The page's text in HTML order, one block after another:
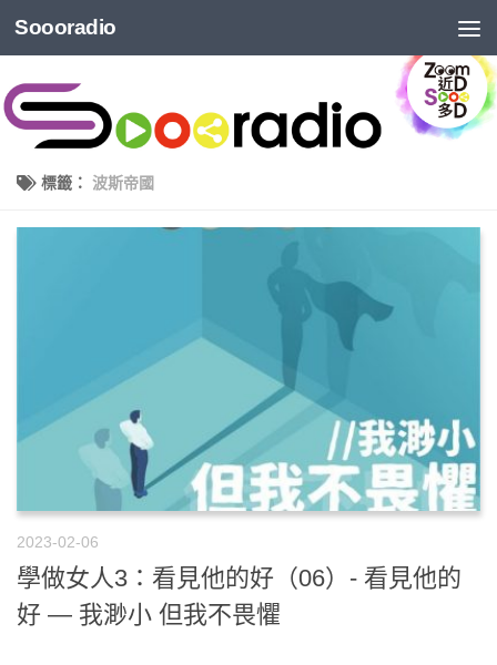
Soooradio
標籤： 波斯帝國
2023-02-06
學做女人3：看見他的好（06）- 看見他的
好 — 我渺小 但我不畏懼